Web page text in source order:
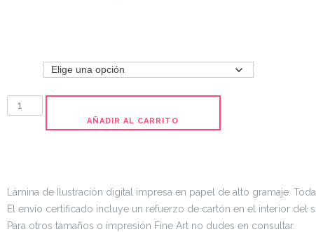
AÑADIR AL CARRITO
Lámina de Ilustración digital impresa en papel de alto gramaje.
El envío certificado incluye un refuerzo de cartón en el interior del
Para otros tamaños o impresión Fine Art no dudes en consultar.